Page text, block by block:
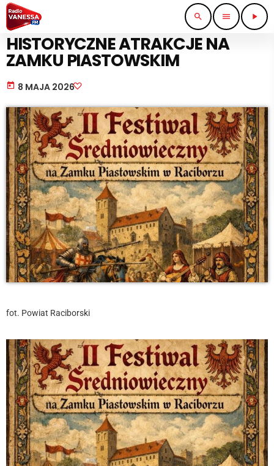
search menu play_arrow
IMPREZY I KONCERTY
HISTORYCZNE ATRAKCJE NA
ZAMKU PIASTOWSKIM
today 8 MAJA 2026
fot. Powiat Raciborski